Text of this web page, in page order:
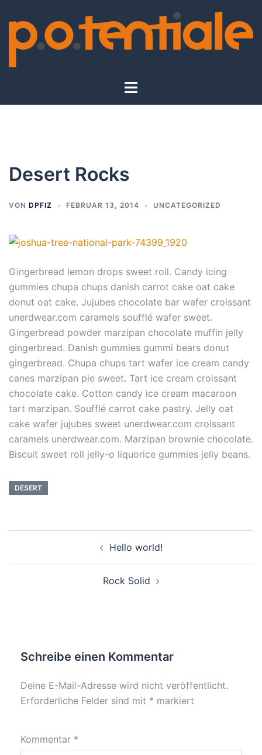
Inhalt
springen
Menü
Desert Rocks
VON DPFIZ FEBRUAR 13, 2014 UNCATEGORIZED
Gingerbread lemon drops sweet roll. Candy icing
gummies chupa chups danish carrot cake oat cake
donut oat cake. Jujubes chocolate bar wafer croissant
unerdwear.com caramels soufflé wafer sweet.
Gingerbread powder marzipan chocolate muffin jelly
gingerbread. Danish gummies gummi bears donut
gingerbread. Chupa chups tart wafer ice cream candy
canes marzipan pie sweet. Tart ice cream croissant
chocolate cake. Cotton candy ice cream macaroon
tart marzipan. Soufflé carrot cake pastry. Jelly oat
cake wafer jujubes sweet unerdwear.com croissant
caramels unerdwear.com. Marzipan brownie chocolate.
Biscuit sweet roll jelly-o liquorice gummies jelly beans.
DESERT
Hello world!
Rock Solid
Schreibe einen Kommentar
Deine E-Mail-Adresse wird nicht veröffentlicht.
Erforderliche Felder sind mit * markiert
Kommentar *